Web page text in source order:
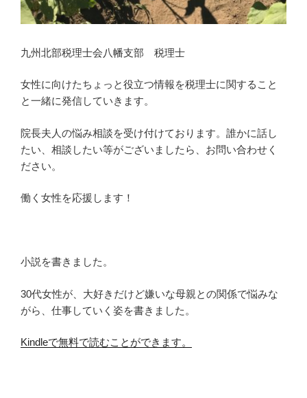
九州北部税理士会八幡支部 税理士
女性に向けたちょっと役立つ情報を税理士に関すること
と一緒に発信していきます。
院長夫人の悩み相談を受け付けております。誰かに話し
たい、相談したい等がございましたら、お問い合わせく
ださい。
働く女性を応援します！
小説を書きました。
30代女性が、大好きだけど嫌いな母親との関係で悩みな
がら、仕事していく姿を書きました。
Kindleで無料で読むことができます。